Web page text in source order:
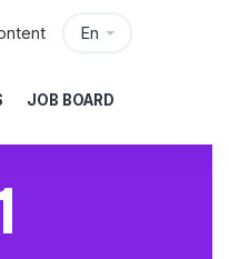
En
JOB BOARD